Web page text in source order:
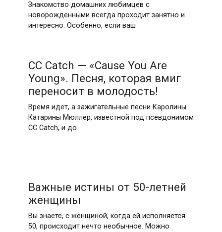
Знакомство домашних любимцев с
новорожденными всегда проходит занятно и
интересно. Особенно, если ваш
CC Catch — «Cause You Are
Young». Песня, которая вмиг
переносит в молодость!
Время идет, а зажигательные песни Каролины
Катарины Мюллер, известной под псевдонимом
CC Catch, и до
Важные истины от 50-летней
женщины
Вы знаете, с женщиной, когда ей исполняется
50, происходит нечто необычное. Можно